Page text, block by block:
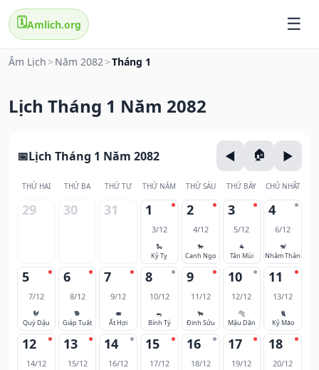
🗓️Amlich.org
Âm Lịch > Năm 2082>Tháng 1
Lịch Tháng 1 Năm 2082
Lịch Tháng 1 Năm 2082
THỨ HAI THỨ BA THỨ TƯ THỨ NĂM THỨ SÁU THỨ BẢY CHỦ NHẬT
29 30 31 1
3/12
🐍
Kỷ Tỵ
2
4/12
🐎
Canh Ngọ
3
5/12
🐐
Tân Mùi
4
6/12
🐒
Nhâm Thân
5
7/12
🐓
Quý Dậu
6
8/12
🐕
Giáp Tuất
7
9/12
🐖
Ất Hợi
8
10/12
🐀
Bính Tý
9
11/12
🐂
Đinh Sửu
10
12/12
🐅
Mậu Dần
11
13/12
🐈
Kỷ Mão
12
14/12
13
15/12
14
16/12
15
17/12
16
18/12
17
19/12
18
20/12